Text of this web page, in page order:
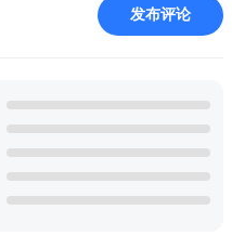
下载，以免捆绑恶意插件。
载下一话”，翻页更丝滑；
次。
发布评论